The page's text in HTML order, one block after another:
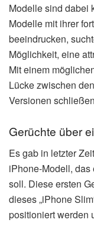
Modelle sind dabei
Modelle mit ihrer
beeindrucken,
Möglichkeit, eine
Mit einem
Lücke zwischen
Versionen
Gerüchte über
Es gab in letzter
iPhone-Modell,
soll. Diese ersten
dieses „iPhone
positioniert werden